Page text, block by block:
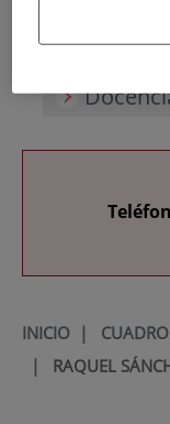
INICIO|
| RAQUEL